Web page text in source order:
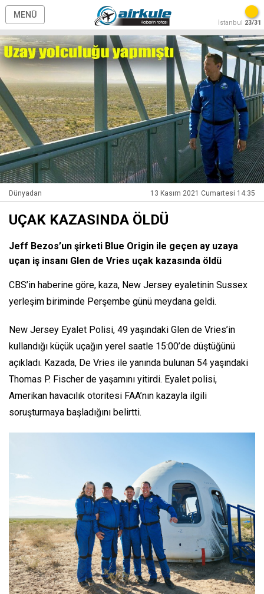
MENÜ
İstanbul 23/31
Dünyadan 13 Kasım 2021 Cumartesi 14:35
UÇAK KAZASINDA ÖLDÜ
Jeff Bezos’un şirketi Blue Origin ile geçen ay uzaya
uçan iş insanı Glen de Vries uçak kazasında öldü
CBS’in haberine göre, kaza, New Jersey eyaletinin Sussex
yerleşim biriminde Perşembe günü meydana geldi.
New Jersey Eyalet Polisi, 49 yaşındaki Glen de Vries’in
kullandığı küçük uçağın yerel saatle 15:00’de düştüğünü
açıkladı. Kazada, De Vries ile yanında bulunan 54 yaşındaki
Thomas P. Fischer de yaşamını yitirdi. Eyalet polisi,
Amerikan havacılık otoritesi FAA’nın kazayla ilgili
soruşturmaya başladığını belirtti.